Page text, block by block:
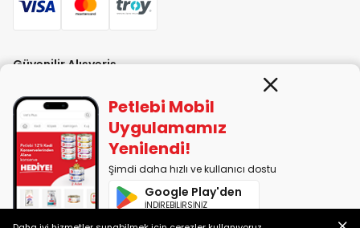
Güvenilir Alışveriş
PETLEBİ EVCİL HAYVAN ÜRÜNLERİ PAZ. SAN. TİC. LTD. ŞTİ. Alaşarköy Mah.
1. Alaşar Cad. No: 9 Osmangazi/Bursa
Petlebi Mobil
Uygulamamız
Yenilendi!
Şimdi daha hızlı ve kullanıcı dostu
Google Play'den
İNDİREBİLİRSİNİZ